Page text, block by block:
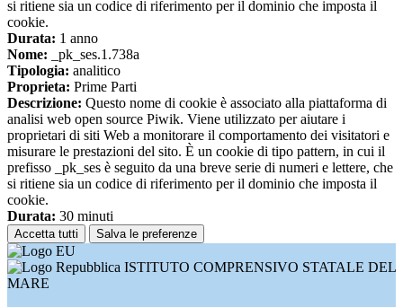
si ritiene sia un codice di riferimento per il dominio che imposta il
cookie.
Durata: 1 anno
Nome: _pk_ses.1.738a
Tipologia: analitico
Proprieta: Prime Parti
Descrizione: Questo nome di cookie è associato alla piattaforma di
analisi web open source Piwik. Viene utilizzato per aiutare i
proprietari di siti Web a monitorare il comportamento dei visitatori e
misurare le prestazioni del sito. È un cookie di tipo pattern, in cui il
prefisso _pk_ses è seguito da una breve serie di numeri e lettere, che
si ritiene sia un codice di riferimento per il dominio che imposta il
cookie.
Durata: 30 minuti
Accetta tutti Salva le preferenze
ISTITUTO COMPRENSIVO STATALE DEL
MARE